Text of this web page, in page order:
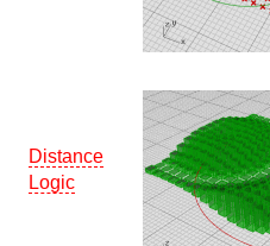
Distance
Logic